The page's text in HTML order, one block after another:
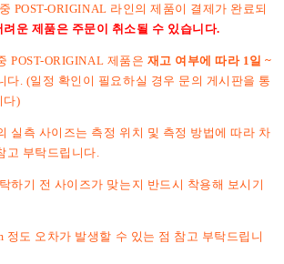
POST-ORIGINAL 라인의 제품이 결제가 완료되
운 제품은 주문이 취소될 수 있습니다.
POST-ORIGINAL 제품은 재고 여부에 따라 1일 ~
다. (일정 확인이 필요하실 경우 문의 게시판을 통
다)
실측 사이즈는 측정 위치 및 측정 방법에 따라 차
고 부탁드립니다.
하기 전 사이즈가 맞는지 반드시 착용해 보시기
정도 오차가 발생할 수 있는 점 참고 부탁드립니